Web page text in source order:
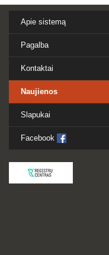
Apie sistemą
Pagalba
Kontaktai
Naujienos
Slapukai
Facebook